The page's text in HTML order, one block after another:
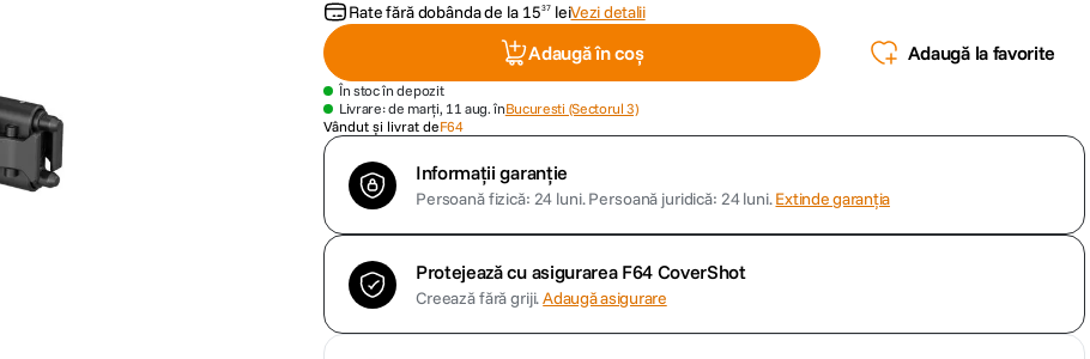
Rate fără dobânda de la 1537 leiVezi detalii
Adaugă în coș Adaugă la favorite
În stoc în depozit
Livrare: de marți, 11 aug. înBucuresti (Sectorul 3)
Vândut și livrat deF64
Informații garanție
Persoană fizică: 24 luni.Persoană juridică: 24 luni.Extinde garanția
Protejează cu asigurarea F64 CoverShot
Creează fără griji.Adaugă asigurare